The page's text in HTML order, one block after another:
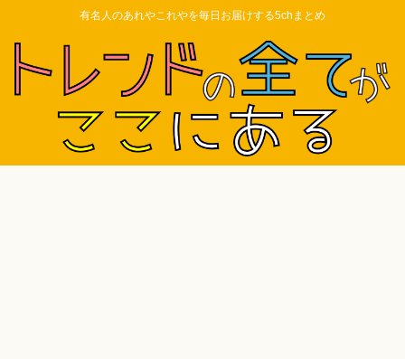
有名人のあれやこれやを毎日お届けする5chまとめ